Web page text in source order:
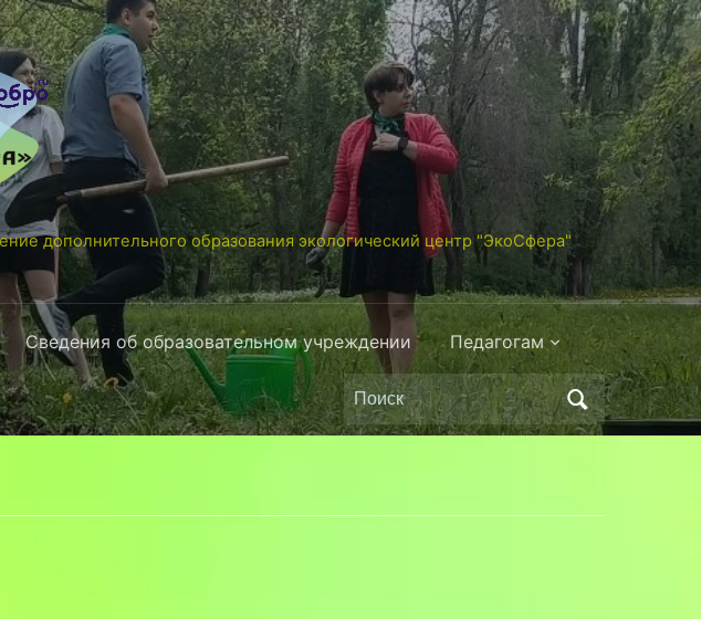
дополнительного образования экологический центр "ЭкоСфера"
Сведения об образовательном учреждении Педагогам
Поиск
по: